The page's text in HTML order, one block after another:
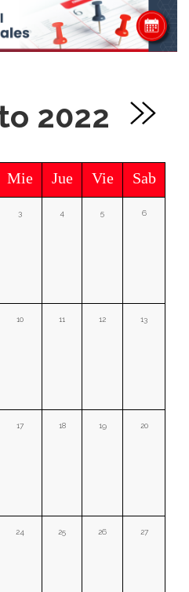
2022
Mie Jue Vie Sab
3 4 5 6
10 11 12 13
17 18 19 20
24 25 26 27